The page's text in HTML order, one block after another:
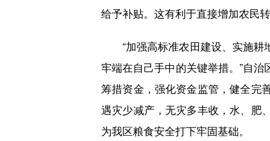
给予补贴。这有利于直接增加农民
“加强高标准农田建设、实施耕
牢端在自己手中的关键举措。”自
筹措资金，强化资金监管，健全完
遇灾少减产，无灾多丰收，水、肥
为我区粮食安全打下牢固基础。